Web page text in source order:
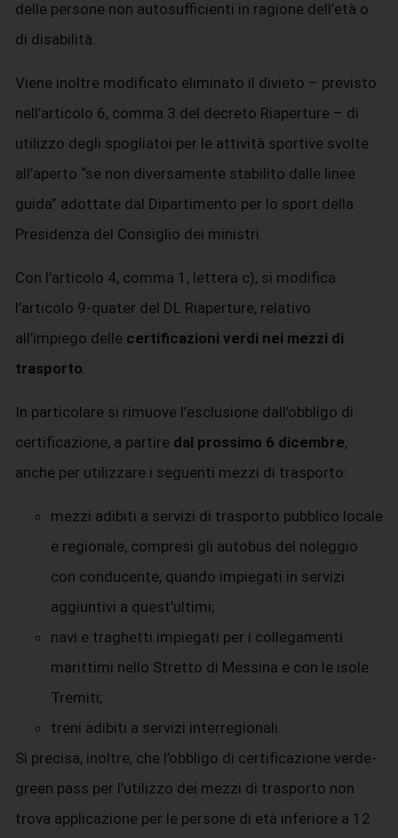
delle persone non autosufficienti in ragione dell’età o
di disabilità.
Viene inoltre modificato eliminato il divieto – previsto
nell’articolo 6, comma 3 del decreto Riaperture – di
utilizzo degli spogliatoi per le attività sportive svolte
all’aperto “se non diversamente stabilito dalle linee
guida” adottate dal Dipartimento per lo sport della
Presidenza del Consiglio dei ministri.
Con l’articolo 4, comma 1, lettera c), si modifica
l’articolo 9-quater del DL Riaperture, relativo
all’impiego delle certificazioni verdi nei mezzi di
trasporto
In particolare si rimuove l’esclusione dall’obbligo di
certificazione, a partire dal prossimo 6 dicembre,
anche per utilizzare i seguenti mezzi di trasporto:
mezzi adibiti a servizi di trasporto pubblico locale
e regionale, compresi gli autobus del noleggio
con conducente, quando impiegati in servizi
aggiuntivi a quest’ultimi;
navi e traghetti impiegati per i collegamenti
marittimi nello Stretto di Messina e con le isole
Tremiti;
treni adibiti a servizi interregionali.
Si precisa, inoltre, che l’obbligo di certificazione verde-
green pass per l’utilizzo dei mezzi di trasporto non
trova applicazione per le persone di età inferiore a 12